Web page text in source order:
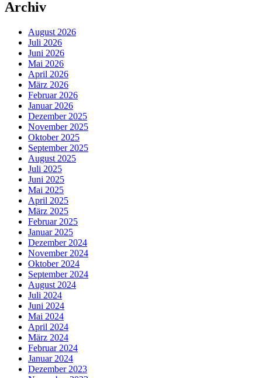
Archiv
August 2026
Juli 2026
Juni 2026
Mai 2026
April 2026
März 2026
Februar 2026
Januar 2026
Dezember 2025
November 2025
Oktober 2025
September 2025
August 2025
Juli 2025
Juni 2025
Mai 2025
April 2025
März 2025
Februar 2025
Januar 2025
Dezember 2024
November 2024
Oktober 2024
September 2024
August 2024
Juli 2024
Juni 2024
Mai 2024
April 2024
März 2024
Februar 2024
Januar 2024
Dezember 2023